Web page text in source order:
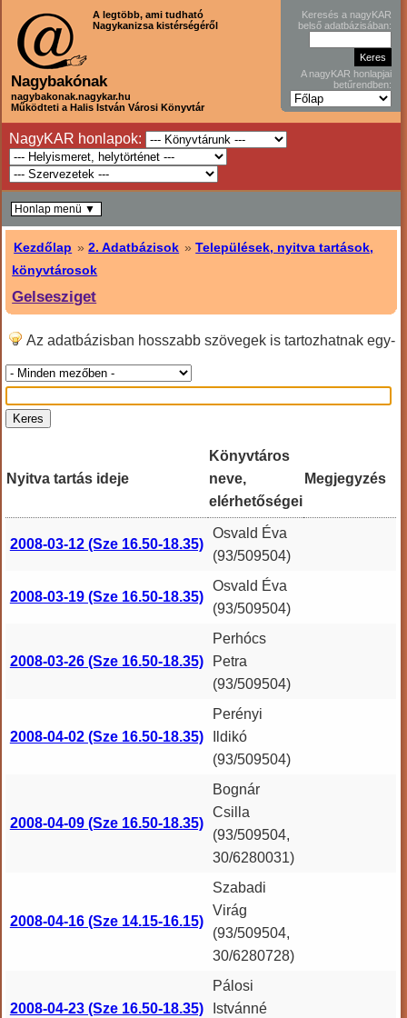
A legtöbb, ami tudható
Nagykanizsa kistérségéről
Nagybakónak
nagybakonak.nagykar.hu
Működteti a Halis István Városi Könyvtár
Keresés a nagyKAR
belső adatbázisában:
A nagyKAR honlapjai
betűrendben:
NagyKAR honlapok:
Kezdőlap »2. Adatbázisok »Települések, nyitva tartások,
könyvtárosok
Gelsesziget
Az adatbázisban hosszabb szövegek is tartozhatnak egy-
Nyitva tartás ideje
Könyvtáros
neve,
elérhetőségei
Megjegyzés
2008-03-12 (Sze 16.50-18.35)
Osvald Éva
(93/509504)
2008-03-19 (Sze 16.50-18.35)
Osvald Éva
(93/509504)
2008-03-26 (Sze 16.50-18.35)
Perhócs
Petra
(93/509504)
2008-04-02 (Sze 16.50-18.35)
Perényi
Ildikó
(93/509504)
2008-04-09 (Sze 16.50-18.35)
Bognár
Csilla
(93/509504,
30/6280031)
2008-04-16 (Sze 14.15-16.15)
Szabadi
Virág
(93/509504,
30/6280728)
2008-04-23 (Sze 16.50-18.35)
Pálosi
Istvánné
Honlap menü ▼